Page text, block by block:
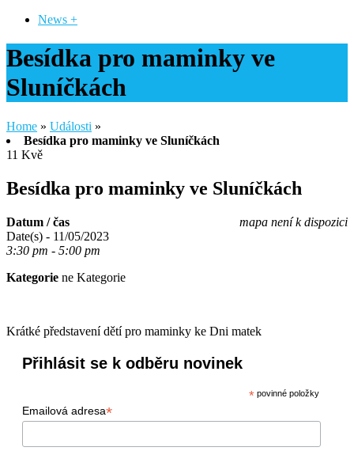
News +
Besídka pro maminky ve
Sluníčkách
Home » Události »
Besídka pro maminky ve Sluníčkách
11 Kvě
Besídka pro maminky ve Sluníčkách
mapa není k dispozici
Datum / čas
Date(s) - 11/05/2023
3:30 pm - 5:00 pm
Kategorie ne Kategorie
Krátké představení dětí pro maminky ke Dni matek
Přihlásit se k odběru novinek
* povinné položky
Emailová adresa*